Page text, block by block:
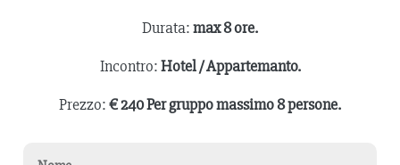
Durata:max 8 ore.
Incontro:Hotel / Appartemanto.
Prezzo:€ 240 Per gruppo massimo 8 persone.